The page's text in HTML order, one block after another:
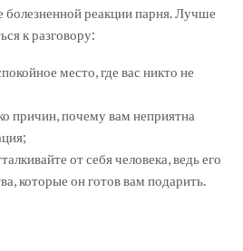
болезненной реакции парня. Лучше
к разговору:
место, где вас никто не
причин, почему вам неприятна
от себя человека, ведь его
которые он готов вам подарить.